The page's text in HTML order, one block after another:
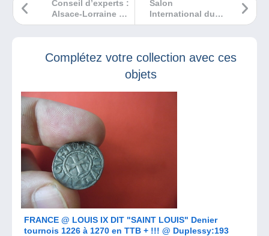
Salon
International du
Disque de Nantes
Conseil d’experts :
Alsace-Lorraine :
la diagonale qui
Complétez votre collection avec ces
objets
FRANCE @ LOUIS IX DIT "SAINT LOUIS" Denier
tournois 1226 à 1270 en TTB + !!! @ Duplessy:193